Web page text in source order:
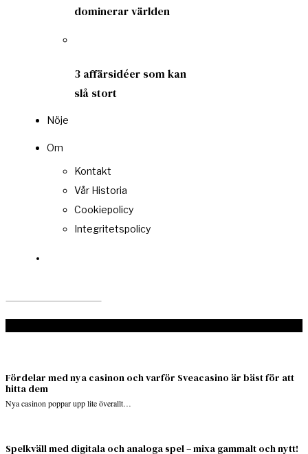
dominerar världen
3 affärsidéer som kan
slå stort
Nöje
Om
Kontakt
Vår Historia
Cookiepolicy
Integritetspolicy
Fördelar med nya casinon och varför Sveacasino är bäst för att
hitta dem
Nya casinon poppar upp lite överallt…
Spelkväll med digitala och analoga spel – mixa gammalt och nytt!